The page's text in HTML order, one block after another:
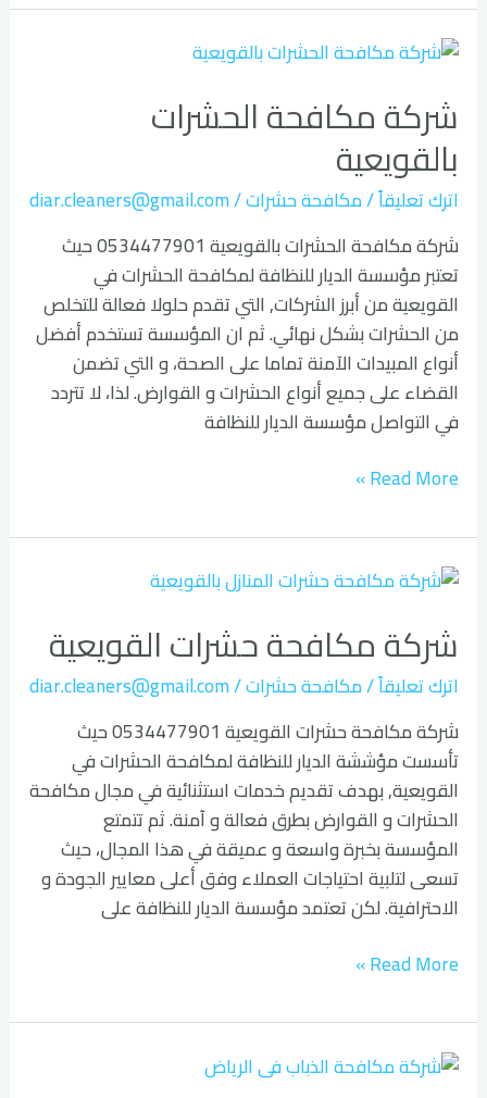
شركة مكافحة الحشرات
بالقويعية
اترك تعليقاً/مكافحة حشرات/
diar.cleaners@gmail.com
شركة مكافحة الحشرات بالقويعية 0534477901 حيث
تعتبر مؤسسة الديار للنظافة لمكافحة الحشرات في
القويعية من أبرز الشركات, التي تقدم حلولا فعالة للتخلص
من الحشرات بشكل نهائي. ثم ان المؤسسة تستخدم أفضل
أنواع المبيدات الآمنة تماما على الصحة، و التي تضمن
القضاء على جميع أنواع الحشرات و القوارض. لذا، لا تتردد
في التواصل مؤسسة الديار للنظافة
شركة
الحشرات
بالقويعية
Read More »
شركة مكافحة حشرات القويعية
اترك تعليقاً/مكافحة حشرات/
diar.cleaners@gmail.com
شركة مكافحة حشرات القويعية 0534477901 حيث
تأسست مؤششة الديار للنظافة لمكافحة الحشرات في
القويعية, بهدف تقديم خدمات استثنائية في مجال مكافحة
الحشرات و القوارض بطرق فعالة و آمنة. ثم تتمتع
المؤسسة بخبرة واسعة و عميقة في هذا المجال، حيث
تسعى لتلبية احتياجات العملاء وفق أعلى معايير الجودة و
الاحترافية. لكن تعتمد مؤسسة الديار للنظافة على
شركة
حشرات
القويعية
Read More »
شركة